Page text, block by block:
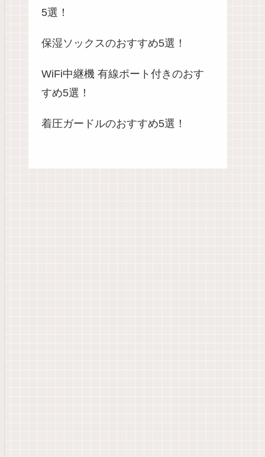
5選！
保湿ソックスのおすすめ5選！
WiFi中継機 有線ポート付きのおす
すめ5選！
着圧ガードルのおすすめ5選！